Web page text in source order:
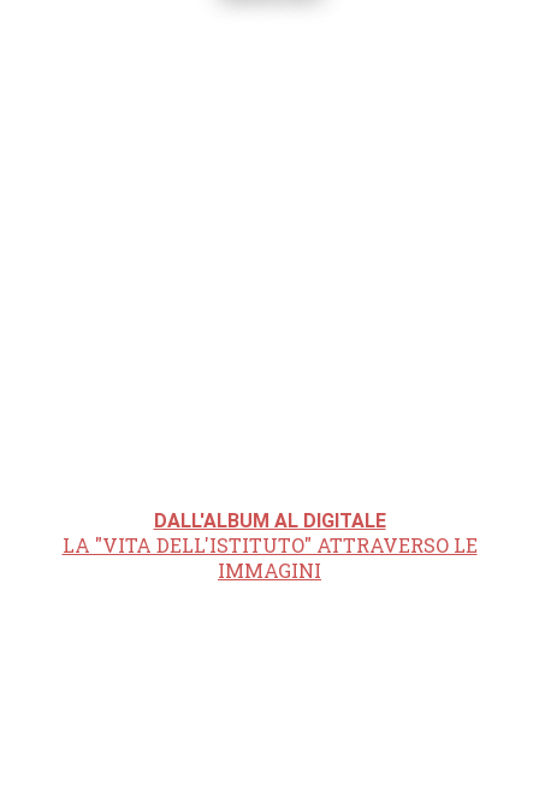
DALL'ALBUM AL DIGITALE
LA "VITA DELL'ISTITUTO" ATTRAVERSO LE
IMMAGINI